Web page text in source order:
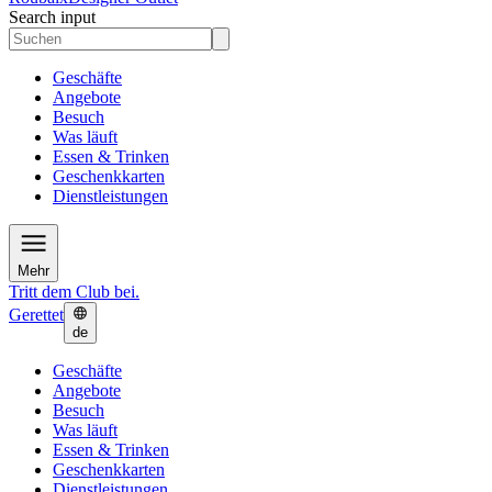
Search input
Geschäfte
Angebote
Besuch
Was läuft
Essen & Trinken
Geschenkkarten
Dienstleistungen
Mehr
Tritt dem Club bei.
Gerettet
de
Geschäfte
Angebote
Besuch
Was läuft
Essen & Trinken
Geschenkkarten